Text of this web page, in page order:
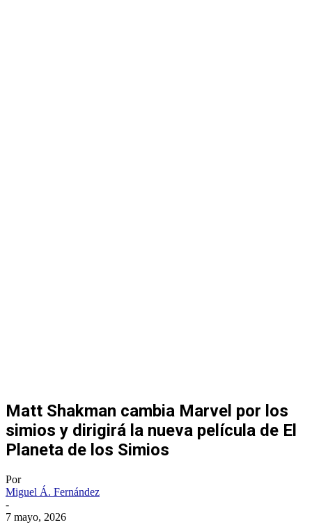
Matt Shakman cambia Marvel por los
simios y dirigirá la nueva película de El
Planeta de los Simios
Por
Miguel Á. Fernández
-
7 mayo, 2026